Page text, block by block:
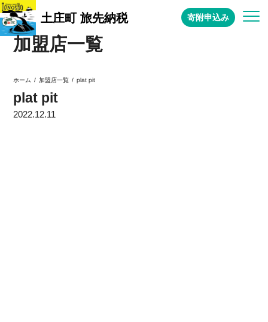
土庄町 旅先納税 寄附申込み
加盟店一覧
ホーム 加盟店一覧 plat pit
plat pit
2022.12.11